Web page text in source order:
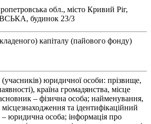
обл., місто Кривий Ріг,
будинок 23/3
капіталу (пайового фонду)
(учасників) юридичної особи: прізвище,
країна громадянства, місце
– фізична особа; найменування,
місцезнаходження та ідентифікаційний
юридична особа; інформація про